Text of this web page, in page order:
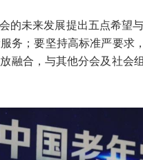
的未来发展提出五点希望
务；要坚持高标准严要求
融合，与其他分会及社会